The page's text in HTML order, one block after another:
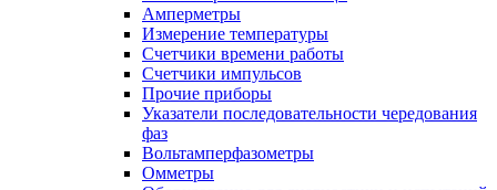
Амперметры
Измерение температуры
Счетчики времени работы
Счетчики импульсов
Прочие приборы
Указатели последовательности чередования
фаз
Вольтамперфазометры
Омметры